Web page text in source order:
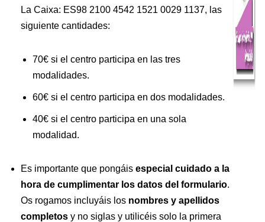
La Caixa: ES98 2100 4542 1521 0029 1137, las
siguiente cantidades:
70€ si el centro participa en las tres
modalidades.
60€ si el centro participa en dos modalidades.
40€ si el centro participa en una sola
modalidad.
Es importante que pongáis especial cuidado a la
hora de cumplimentar los datos del formulario.
Os rogamos incluyáis los nombres y apellidos
completos y no siglas y utilicéis solo la primera